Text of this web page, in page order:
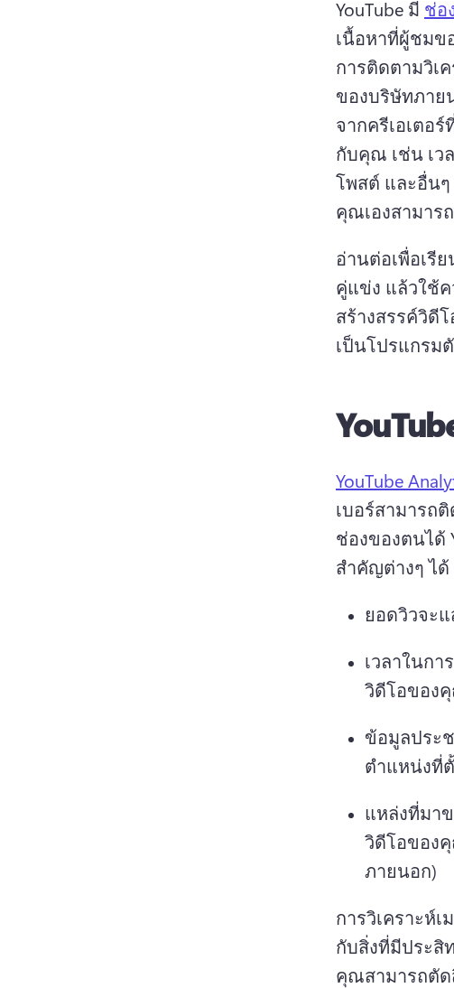
YouTube มี ช่อ
การติดตามวิเ
ของบริษัทภาย
จากครีเอเตอ
กับคุณ เช่น เว
โพสต์ และอื่นๆ
คุณเองสามาร
อ่านต่อเพื่อเรี
คู่แข่ง แล้วใช้
สร้างสรรค์วิดี
เป็นโปรแกรม
YouTube
เบอร์สามารถ
ช่องของตนได้
สำคัญต่างๆ ได้
ยอดวิวจะ
เวลาในก
วิดีโอของ
ข้อมูลประ
ตำแหน่งที่
แหล่งที่มา
วิดีโอของ
ภายนอก)
การวิเคราะห์
กับสิ่งที่มีประสิ
คุณสามารถตัด